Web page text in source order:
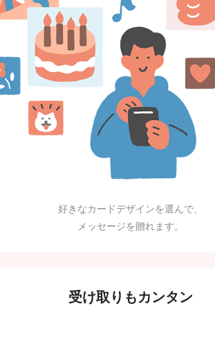
好きなカードデザインを選んで、
メッセージを贈れます。
受け取りもカンタン